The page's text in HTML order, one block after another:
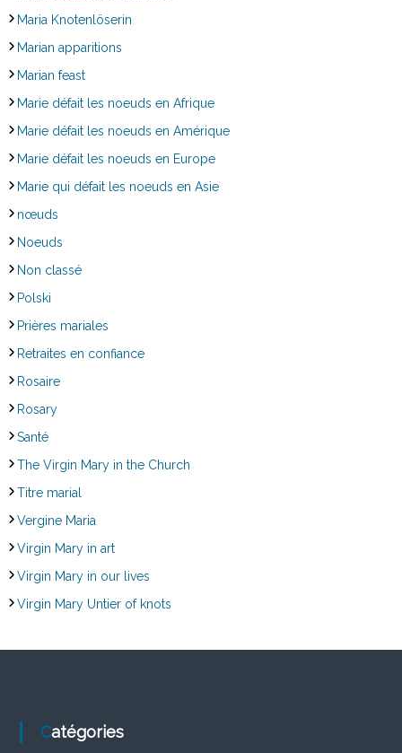
Maria Knotenlöserin
Marian apparitions
Marian feast
Marie défait les noeuds en Afrique
Marie défait les noeuds en Amérique
Marie défait les noeuds en Europe
Marie qui défait les noeuds en Asie
nœuds
Noeuds
Non classé
Polski
Prières mariales
Retraites en confiance
Rosaire
Rosary
Santé
The Virgin Mary in the Church
Titre marial
Vergine Maria
Virgin Mary in art
Virgin Mary in our lives
Virgin Mary Untier of knots
Catégories